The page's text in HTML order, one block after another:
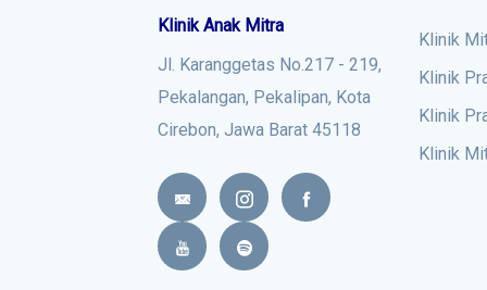
Klinik Anak Mitra
Jl. Karanggetas No.217 - 219,
Pekalangan, Pekalipan, Kota
Cirebon, Jawa Barat 45118
Klinik
Klinik
Klinik
Klinik